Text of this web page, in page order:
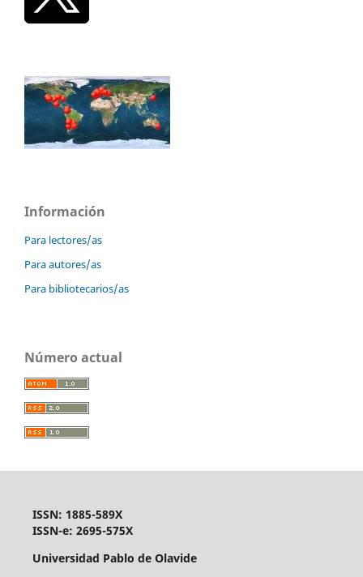
Información
Para lectores/as
Para autores/as
Para bibliotecarios/as
Número actual
ISSN: 1885-589X
ISSN-e: 2695-575X
Universidad Pablo de Olavide